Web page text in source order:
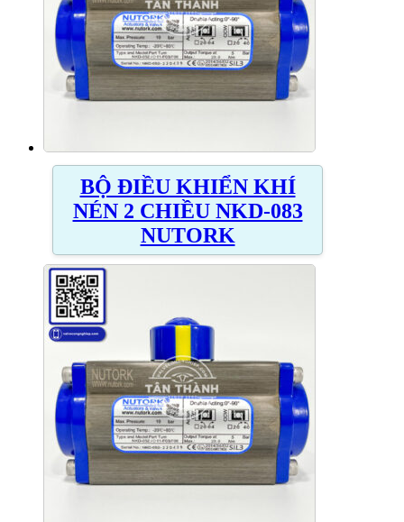
BỘ ĐIỀU KHIỂN KHÍ
NÉN 2 CHIỀU NKD-083
NUTORK